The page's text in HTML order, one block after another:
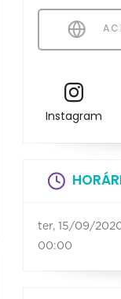
Instagram
ter, 15/09/
00:00